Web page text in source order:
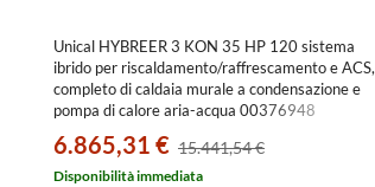
Unical HYBREER 3 KON 35 HP 120 sistema
ibrido per riscaldamento/raffrescamento e ACS,
completo di caldaia murale a condensazione e
pompa di calore aria-acqua 00376948
6.865,31 € 15.441,54 €
Disponibilità immediata